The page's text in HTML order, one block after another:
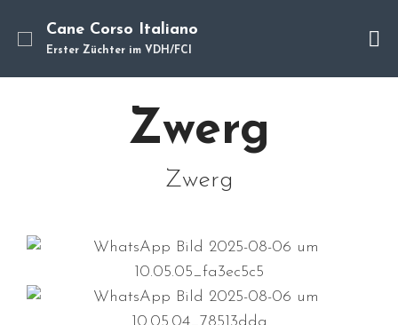
Cane Corso
Unsere Hunde
Welpen
Hundevermittlung
Cane Corso Italiano
Erster Züchter im VDH/FCI
Zwerg
Zwerg